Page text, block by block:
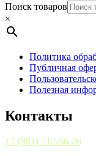
Поиск товаров
×
Политика
Публичная
Полезная
Контакты
+7 (981) 712-56-26